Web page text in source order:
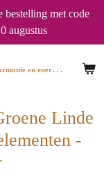
F
eng Shui specialist voor meer rust, harmonie en energie in huis.
bestelling met code
augustus
Linde
-